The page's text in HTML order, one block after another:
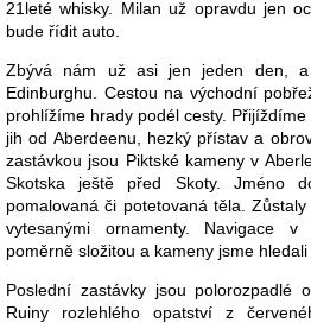
21leté whisky. Milan už opravdu jen
bude řídit auto.
Zbývá nám už asi jen jeden den,
Edinburghu. Cestou na východní
prohlížíme hrady podél cesty.
jih od Aberdeenu, hezký přístav a
zastávkou jsou Piktské kameny v
Skotska ještě před Skoty. Jméno
pomalovaná či potetovaná těla.
vytesanými ornamenty. Navigace
poměrně složitou a kameny jsme hledali
Poslední zastávky jsou polorozpadlé
Ruiny rozlehlého opatství z